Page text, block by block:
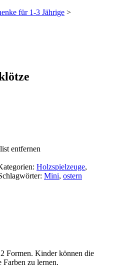
für 1-3 Jährige >
entfernen
Holzspielzeuge,
Mini, ostern
Formen. Kinder können die
Farben zu lernen.